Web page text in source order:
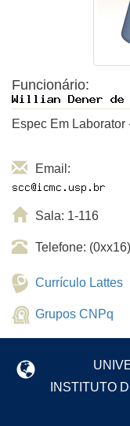
Funcionário:
Espec Em
Email:
Sala: 1-116
Telefone:
Currículo Lattes
Grupos CNPq
INSTITUTO